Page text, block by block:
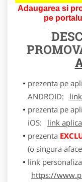
Adaugarea si
pe
prezenta pe
ANDROID:
prezenta pe
iOS:
link
prezenta
(o singura
link
https://